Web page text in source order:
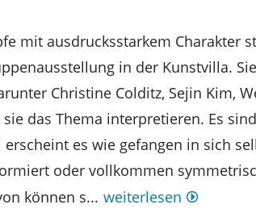
mit ausdrucksstarkem Charakter
in der Kunstvilla.
Christine Colditz, Sejin Kim,
das Thema interpretieren. Es
erscheint es wie gefangen in sich
oder vollkommen
können s... weiterlesen